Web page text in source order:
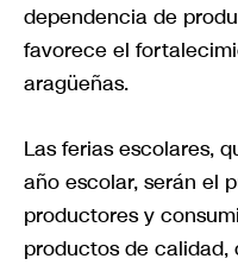
dependencia de
favorece el
aragüeñas.
Las ferias escolares,
año escolar, serán el
productores y
productos de calidad,